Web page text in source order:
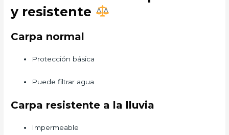
y resistente
Carpa normal
Protección básica
Puede filtrar agua
Carpa resistente a la lluvia
Impermeable